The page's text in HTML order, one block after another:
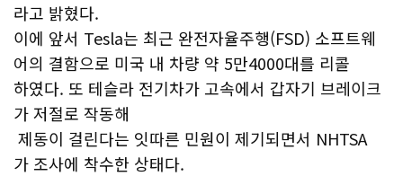
라고 밝혔다.
이에 앞서 Tesla는 최근 완전자율주행(FSD) 소프트웨
어의 결함으로 미국 내 차량 약 5만4000대를 리콜
하였다. 또 테슬라 전기차가 고속에서 갑자기 브레이크
가 저절로 작동해
제동이 걸린다는 잇따른 민원이 제기되면서 NHTSA
가 조사에 착수한 상태다.